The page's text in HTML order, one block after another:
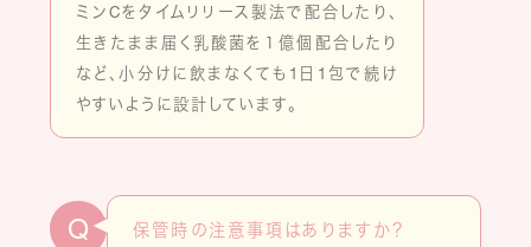
ミンCをタイムリリース製法で配合したり、
生きたまま届く乳酸菌を１億個配合したり
など、小分けに飲まなくても1日1包で続け
やすいように設計しています。
Q 保管時の注意事項はありますか？